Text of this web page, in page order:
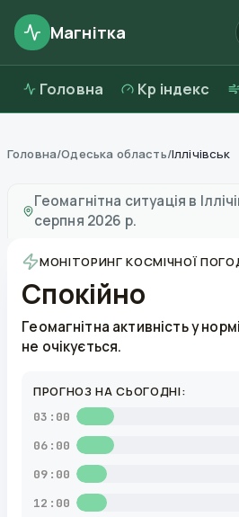
Магнітка
Головна Kp індекс
Головна/Одеська область/Іллічівськ
Геомагнітна ситуація в
серпня 2026 р.
МОНІТОРИНГ КОСМІЧНОЇ
Спокійно
Геомагнітна активність у
не очікується.
ПРОГНОЗ НА СЬОГОДНІ:
03:00
06:00
09:00
12:00